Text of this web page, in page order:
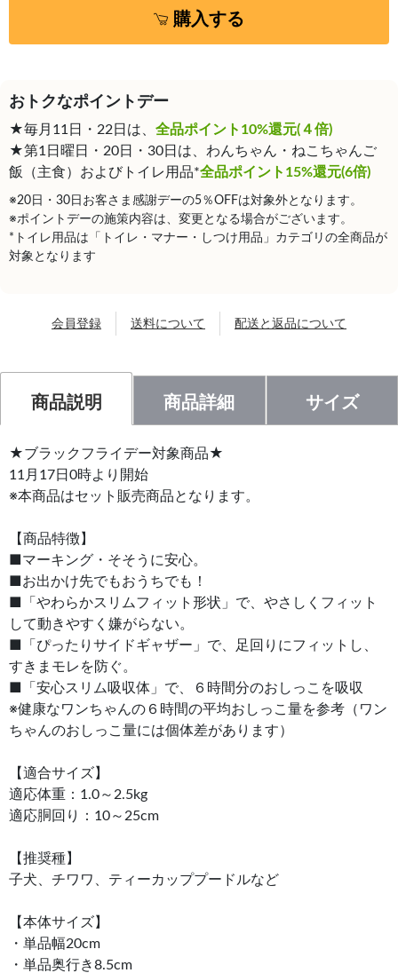
購入する
おトクなポイントデー
★毎月11日・22日は、 全品ポイント10%還元(４倍)
★第1日曜日・20日・30日は、わんちゃん・ねこちゃんご
飯（主食）およびトイレ用品*全品ポイント15%還元(6倍)
※20日・30日お客さま感謝デーの5％OFFは対象外となります。
※ポイントデーの施策内容は、変更となる場合がございます。
*トイレ用品は「トイレ・マナー・しつけ用品」カテゴリの全商品が
対象となります
会員登録 送料について 配送と返品について
商品説明 商品詳細 サイズ
★ブラックフライデー対象商品★
11月17日0時より開始
※本商品はセット販売商品となります。
【商品特徴】
■マーキング・そそうに安心。
■お出かけ先でもおうちでも！
■「やわらかスリムフィット形状」で、やさしくフィット
して動きやすく嫌がらない。
■「ぴったりサイドギャザー」で、足回りにフィットし、
すきまモレを防ぐ。
■「安心スリム吸収体」で、６時間分のおしっこを吸収
※健康なワンちゃんの６時間の平均おしっこ量を参考（ワン
ちゃんのおしっこ量には個体差があります）
【適合サイズ】
適応体重：1.0～2.5kg
適応胴回り：10～25cm
【推奨種】
子犬、チワワ、ティーカッププードルなど
【本体サイズ】
・単品幅20cm
・単品奥行き8.5cm